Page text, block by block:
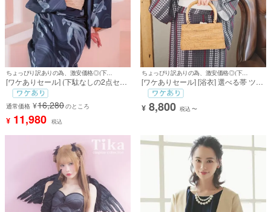
ちょっぴり訳ありの為、激安価格◎(下駄なしの2点セット)
[ワケありセール] (下駄なしの2点セッ
ト) [浴衣] 金魚 流水 大人っぽい 妖艶
モダン 紺色 ネイビー ブルベ 2点セッ
ト (ゆんころ着用) [tk-ykyo25-ep117]
通常価格 ¥16,280のところ
¥ 11,980 税込
ちょっぴり訳ありの為、激安価格◎(下駄なしの2点セット)
[ワケありセール] [浴衣] 選べる帯 ツイ
ード風チェック 古典レトロ モダン 個
性的 グレー 2点セット (聖菜着用) [tk-
ykrt24-ep111]
¥ 8,800 税込〜